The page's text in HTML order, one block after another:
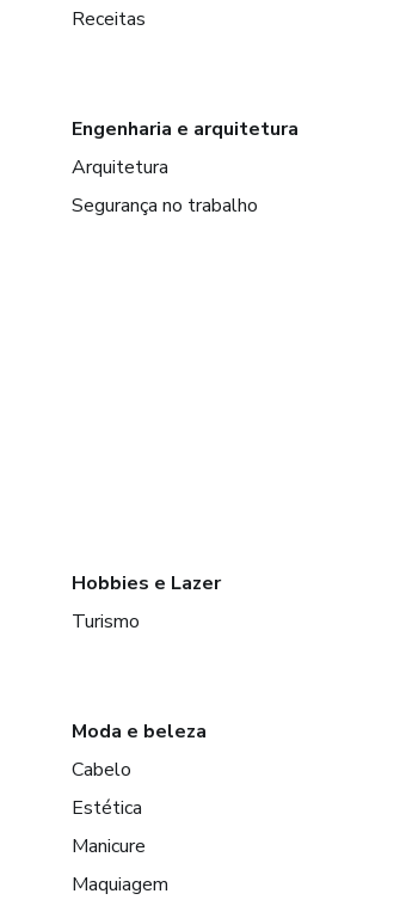
Receitas
Engenharia e arquitetura
Arquitetura
Segurança no trabalho
Hobbies e Lazer
Turismo
Moda e beleza
Cabelo
Estética
Manicure
Maquiagem